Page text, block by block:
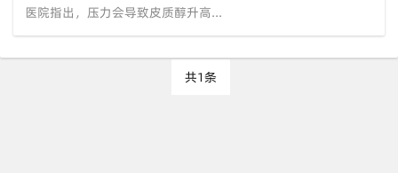
医院指出，压力会导致皮质醇升高...
共1条